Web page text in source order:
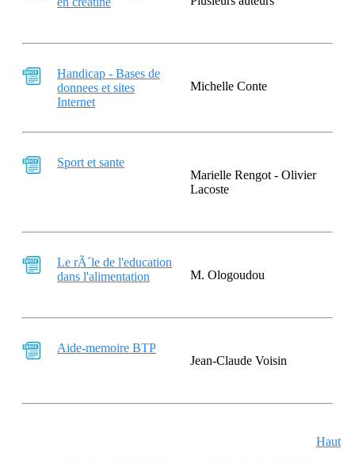
Handicap - Bases de
donnees et sites
Internet
Michelle Conte
Sport et sante
Marielle Rengot - Olivier
Lacoste
Le rÃ´le de l'education
dans l'alimentation
M. Ologoudou
Aide-memoire BTP
Jean-Claude Voisin
Haut